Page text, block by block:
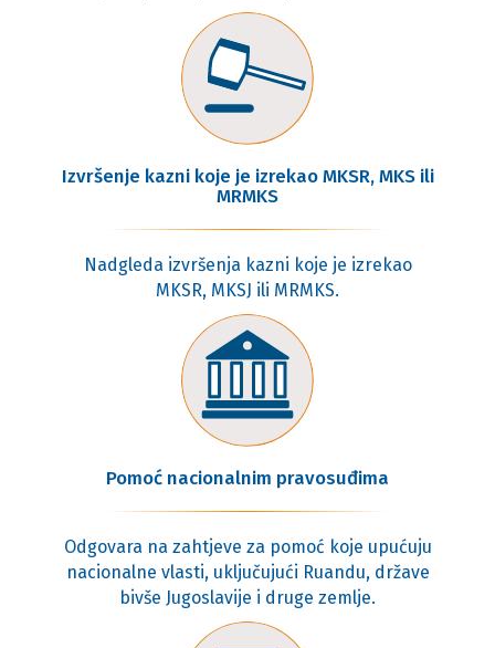
Izvršenje kazni koje je izrekao MKSR, MKS ili
MRMKS
Nadgleda izvršenja kazni koje je izrekao
MKSR, MKSJ ili MRMKS.
Pomoć nacionalnim pravosuđima
Odgovara na zahtjeve za pomoć koje upućuju
nacionalne vlasti, uključujući Ruandu, države
bivše Jugoslavije i druge zemlje.